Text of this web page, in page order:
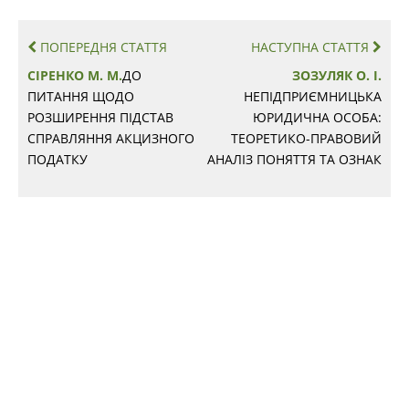
 ПОПЕРЕДНЯ СТАТТЯ
СІРЕНКО М. М.ДО
ПИТАННЯ ЩОДО
РОЗШИРЕННЯ ПІДСТАВ
СПРАВЛЯННЯ АКЦИЗНОГО
ПОДАТКУ
НАСТУПНА СТАТТЯ 
ЗОЗУЛЯК О. І.
НЕПІДПРИЄМНИЦЬКА
ЮРИДИЧНА ОСОБА:
ТЕОРЕТИКО-ПРАВОВИЙ
АНАЛІЗ ПОНЯТТЯ ТА ОЗНАК